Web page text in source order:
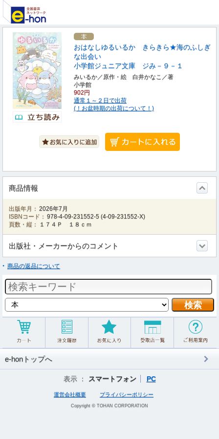
おはなしゆるいるか きらきら★海のふしぎ
な出会い
小学館ジュニア文庫 ジみ－９－１
みいるか／原作・絵 白井かなこ／著
小学館
902円
通常１～２日で出荷
(！お盆時期の出荷について！)
商品情報
出版年月： 2026年7月
ISBNコード： 978-4-09-231552-5 (4-09-231552-X)
頁数・縦：
１７４Ｐ １８ｃｍ
出版社・メーカーからのコメント
商品の返品について
e-honトップへ
表示 ： スマートフォン PC
運営会社概要 プライバシーポリシー
Copyright © TOHAN CORPORATION